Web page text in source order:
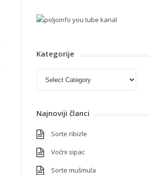
Kategorije
Najnoviji članci
Sorte ribizle
Voćni sipac
Sorte mušmula